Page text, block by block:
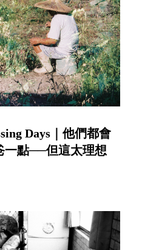
Days｜他們都會
一點──但這太理想